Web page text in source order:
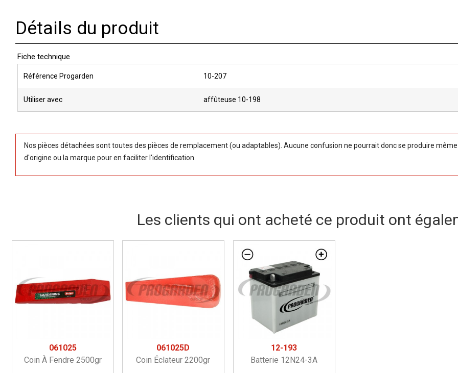
Détails du produit
Fiche technique
Référence Progarden 10-207
Utiliser avec affûteuse 10-198
Nos pièces détachées sont toutes des pièces de remplacement (ou adaptables). Aucune confusion ne pourrait donc se produire
d'origine ou la marque pour en faciliter l'identification.
Les clients qui ont acheté ce produit ont
061025
Coin À Fendre 2500gr
061025D
Coin Éclateur 2200gr
12-193
Batterie 12N24-3A